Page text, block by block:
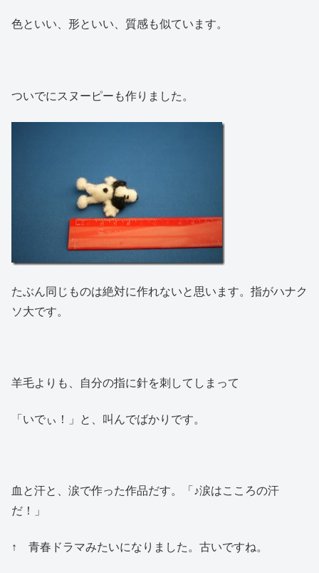
色といい、形といい、質感も似ています。
ついでにスヌーピーも作りました。
たぶん同じものは絶対に作れないと思います。指がハナク
ソ大です。
羊毛よりも、自分の指に針を刺してしまって
「いでぃ！」と、叫んでばかりです。
血と汗と、涙で作った作品だす。「♪涙はこころの汗
だ！」
↑ 青春ドラマみたいになりました。古いですね。